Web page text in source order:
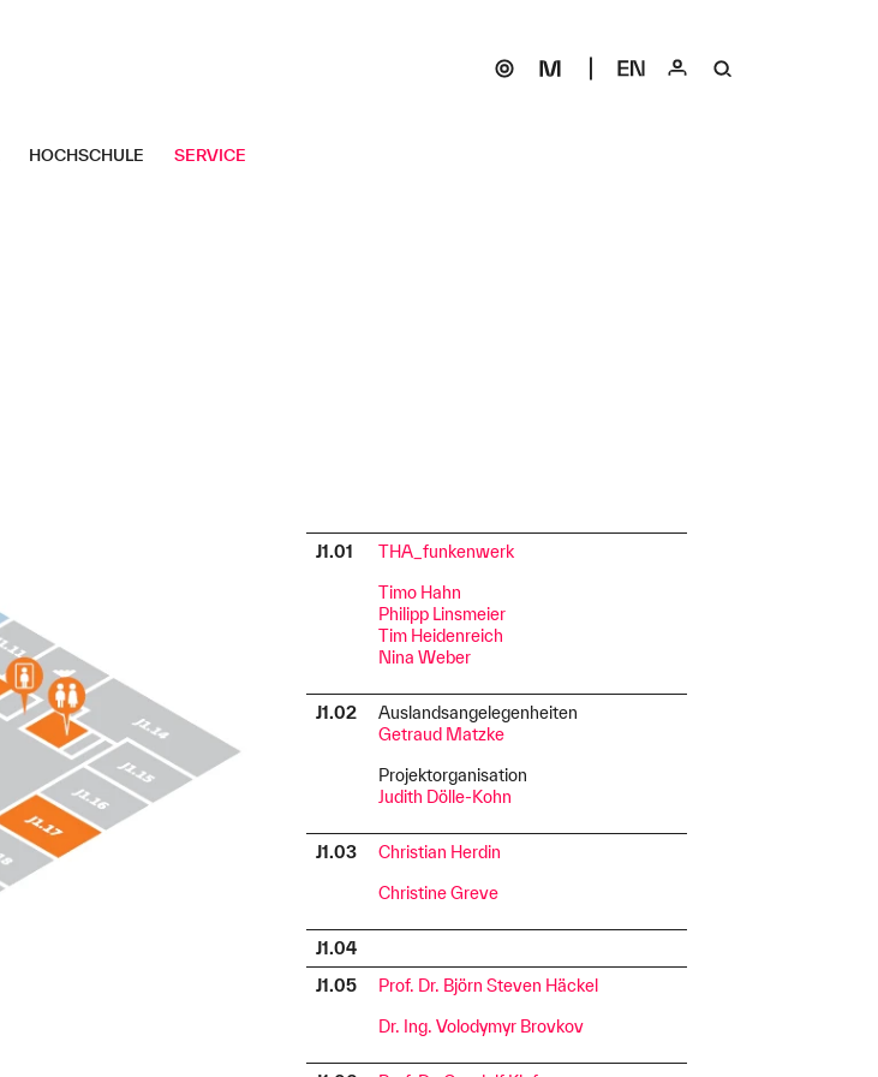
HOCHSCHULE SERVICE
J1.01 THA_funkenwerk
Timo Hahn
Philipp Linsmeier
Tim Heidenreich
Nina Weber
J1.02
Auslandsangelegenheiten
Getraud Matzke
Projektorganisation
Judith Dölle-Kohn
J1.03 Christian Herdin
Christine Greve
J1.04
J1.05
Prof. Dr. Björn Steven Häckel
Dr. Ing. Volodymyr Brovkov